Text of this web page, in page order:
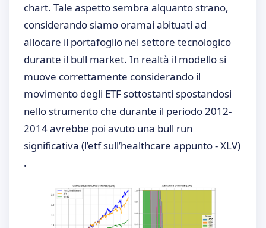
chart. Tale aspetto sembra alquanto strano,
considerando siamo oramai abituati ad
allocare il portafoglio nel settore tecnologico
durante il bull market. In realtà il modello si
muove correttamente considerando il
movimento degli ETF sottostanti spostandosi
nello strumento che durante il periodo 2012-
2014 avrebbe poi avuto una bull run
significativa (l’etf sull’healthcare appunto - XLV)
.